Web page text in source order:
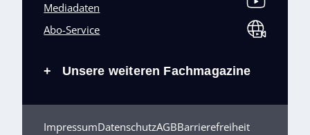
Mediadaten
Abo-Service
+ Unsere weiteren Fachmagazine
ImpressumDatenschutzAGBBarrierefreiheit